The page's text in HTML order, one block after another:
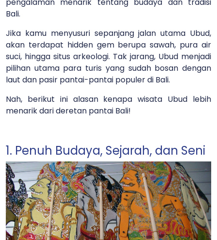
pengalaman menarik tentang budaya dan tradisi
Bali.
Jika kamu menyusuri sepanjang jalan utama Ubud,
akan terdapat hidden gem berupa sawah, pura air
suci, hingga situs arkeologi. Tak jarang, Ubud menjadi
pilihan utama para turis yang sudah bosan dengan
laut dan pasir pantai-pantai populer di Bali.
Nah, berikut ini alasan kenapa wisata Ubud lebih
menarik dari deretan pantai Bali!
1. Penuh Budaya, Sejarah, dan Seni